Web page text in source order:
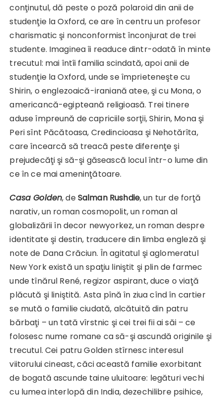
conţinutul, dă peste o poză polaroid din anii de
studenţie la Oxford, ce are în centru un profesor
charismatic şi nonconformist înconjurat de trei
studente. Imaginea îi readuce dintr-odată în minte
trecutul: mai întîi familia scindată, apoi anii de
studenţie la Oxford, unde se împrieteneşte cu
Shirin, o englezoaică-iraniană atee, şi cu Mona, o
americancă-egipteană religioasă. Trei tinere
aduse împreună de capriciile sorţii, Shirin, Mona şi
Peri sînt Păcătoasa, Credincioasa şi Nehotărîta,
care încearcă să treacă peste diferenţe şi
prejudecăţi şi să-şi găsească locul într-o lume din
ce în ce mai ameninţătoare.
Casa Golden, deSalman Rushdie, un tur de forţă
narativ, un roman cosmopolit, un roman al
globalizării în decor newyorkez, un roman despre
identitate şi destin, traducere din limba engleză şi
note de Dana Crăciun. În agitatul şi aglomeratul
New York există un spaţiu liniştit şi plin de farmec
unde tînărul René, regizor aspirant, duce o viaţă
plăcută şi liniştită. Asta pînă în ziua cînd în cartier
se mută o familie ciudată, alcătuită din patru
bărbaţi – un tată vîrstnic şi cei trei fii ai săi – ce
folosesc nume romane ca să-şi ascundă originile şi
trecutul. Cei patru Golden stîrnesc interesul
viitorului cineast, căci această familie exorbitant
de bogată ascunde taine uluitoare: legături vechi
cu lumea interlopă din India, dezechilibre psihice,